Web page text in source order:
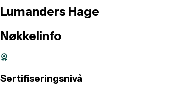
Lumanders Hage
Nøkkelinfo
Sertifiseringsnivå